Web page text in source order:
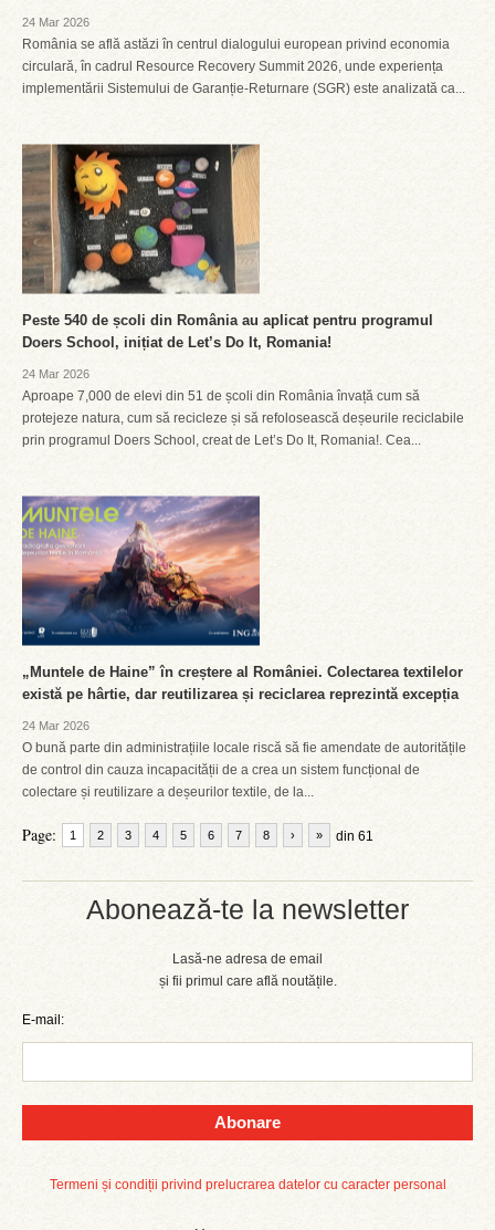
Abonează-te la newsletter
Lasă-ne adresa de email
și fii primul care află noutățile.
E-mail:
Abonare
Termeni și condiții privind prelucrarea datelor cu caracter personal
24 Mar 2026
România se află astăzi în centrul dialogului european privind economia
circulară, în cadrul Resource Recovery Summit 2026, unde experiența
implementării Sistemului de Garanție-Returnare (SGR) este analizată ca...
Peste 540 de școli din România au aplicat pentru programul
Doers School, inițiat de Let’s Do It, Romania!
24 Mar 2026
Aproape 7,000 de elevi din 51 de școli din România învață cum să
protejeze natura, cum să recicleze și să refolosească deșeurile reciclabile
prin programul Doers School, creat de Let’s Do It, Romania!. Cea...
„Muntele de Haine” în creștere al României. Colectarea textilelor
există pe hârtie, dar reutilizarea și reciclarea reprezintă excepția
24 Mar 2026
O bună parte din administrațiile locale riscă să fie amendate de autoritățile
de control din cauza incapacității de a crea un sistem funcțional de
colectare și reutilizare a deșeurilor textile, de la...
Page: 1 2 3 4 5 6 7 8 din 61
› »